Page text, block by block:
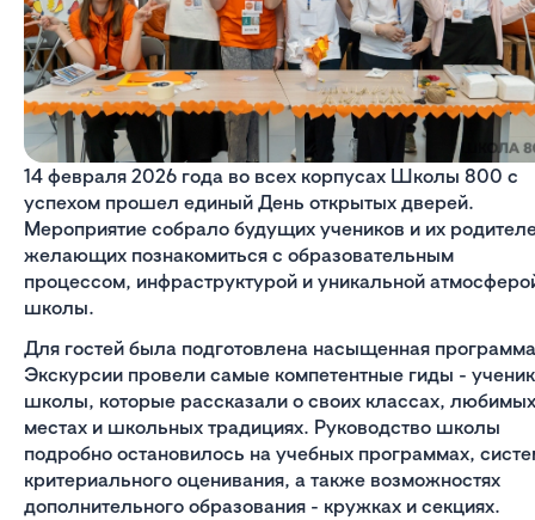
14 февраля 2026 года во всех корпусах Школы 800 с
успехом прошел единый День открытых дверей.
Мероприятие собрало будущих учеников и их
желающих познакомиться с образовательным
процессом, инфраструктурой и уникальной
школы.
Для гостей была подготовлена насыщенная
Экскурсии провели самые компетентные гиды -
школы, которые рассказали о своих классах, любимых
местах и школьных традициях. Руководство школы
подробно остановилось на учебных программах,
критериального оценивания, а также возможностях
дополнительного образования - кружках и секциях.